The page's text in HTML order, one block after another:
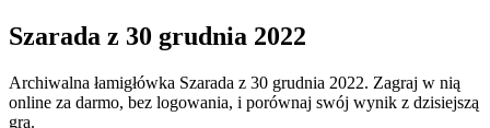
Szarada z 30 grudnia 2022
Archiwalna łamigłówka Szarada z 30 grudnia 2022. Zagraj w nią
online za darmo, bez logowania, i porównaj swój wynik z dzisiejszą
grą.